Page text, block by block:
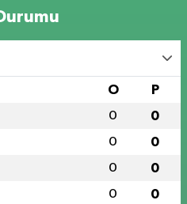
O P
0 0
0 0
0 0
0 0